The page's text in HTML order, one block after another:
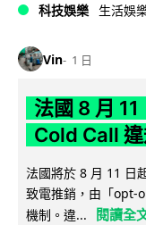
科技娛樂 生活娛
Vin 1 日
法國 8 月
Cold Call
法國將於 8 月 11 日
致電推銷，由「opt-
機制。違...
閱讀全